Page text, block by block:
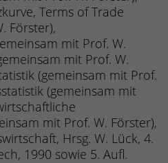
Terms of Trade
Förster),
mit Prof. W.
mit Prof. W.
(gemeinsam mit Prof.
(gemeinsam mit
mit Prof. W. Förster),
Hrsg. W. Lück, 4.
1990 sowie 5. Aufl.